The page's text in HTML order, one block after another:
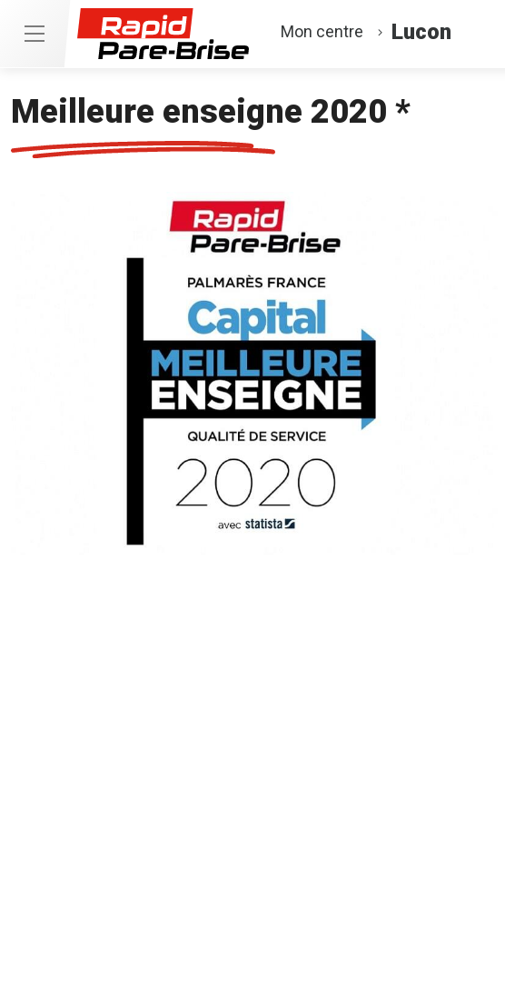
Mon centre Lucon
Meilleure enseigne 2020 *